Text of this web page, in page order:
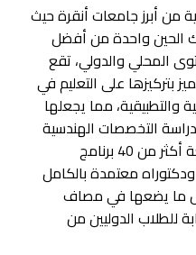
من أبرز جامعات أنقرةحيث
منذ ذلك الحين واحدة من أفضل
المحلي والدولي، تقع
بتركيزها على التعليم في
والتطبيقية، مما يجعلها
دراسة التخصصات الهندسية
والعلوم المتقدمة، تضم الجامعة أكثر من 40 برنامج
ماجستير ودكتوراه معتمدة بالكامل
ما يضعها في مصاف
للطلاب الدوليين من